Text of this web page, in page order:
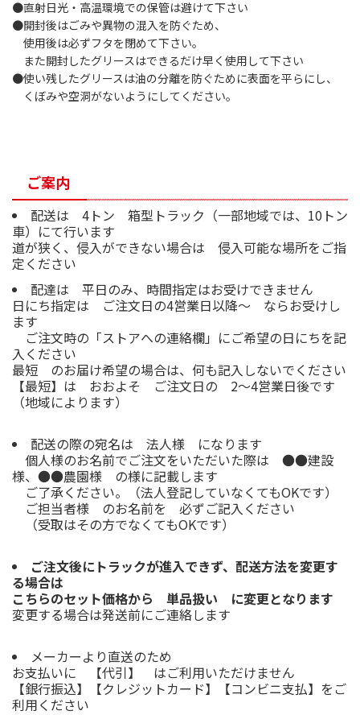
●直射日光・高温環境での保管は避けて下さい
●開封後はごみや異物の混入を防ぐため、
使用後は必ずフタを閉めて下さい。
また開封したグリースはできるだけ早く使用して下さい
●使い残したグリースは油の分離を防ぐために表面を平らにし、
くぼみや空洞がないようにしてください。
ご案内
配送は 4トン 箱型トラック（一部地域では、10トン
車）にて行います
道が狭く、侵入ができない場合は 侵入可能な場所をご指
定ください
配達は 平日のみ、時間指定はお受けできません
日にち指定は ご注文日の4営業日以降～ ならお受けし
ます
ご注文時の「ストアへの連絡欄」にご希望の日にちを記
入ください
最短 のお届け希望の場合は、何も記入しないでください
【最短】は おおよそ ご注文日の 2～4営業日後です
（地域によります）
配送の際の宛名は 法人様 になります
個人様のお名前でご注文をいただいた際は ●●建設
様、●●農園様 の様に記載します
ご了承ください。（法人登記していなくてもOKです）
ご担当者様 のお名前を 必ずご記入ください
（受取はその方でなくてもOKです）
ご注文後にトラックが進入できず、配送方法を変更す
る場合は
こちらのセット価格から 単品扱い に変更となります
変更する場合は発送前にご連絡します
メーカーより直送のため
お支払いに 【代引】 はご利用いただけません
【銀行振込】【クレジットカード】【コンビニ支払】をご
利用ください